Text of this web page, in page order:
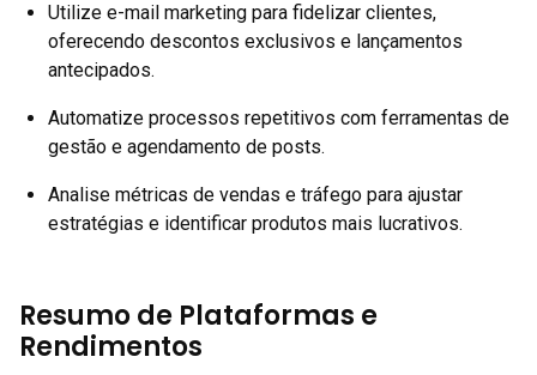
Utilize e-mail marketing para fidelizar clientes,
oferecendo descontos exclusivos e lançamentos
antecipados.
Automatize processos repetitivos com ferramentas de
gestão e agendamento de posts.
Analise métricas de vendas e tráfego para ajustar
estratégias e identificar produtos mais lucrativos.
Resumo de Plataformas e
Rendimentos